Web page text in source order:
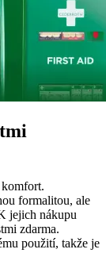
komfort.
formalitou, ale
jejich nákupu
zdarma.
použití, takže je